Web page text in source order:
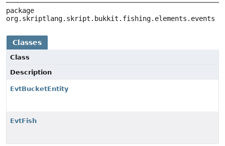
org.skriptlang.skript.bukkit.fishing.elements.events
Classes
Class
Description
EvtBucketEntity
EvtFish